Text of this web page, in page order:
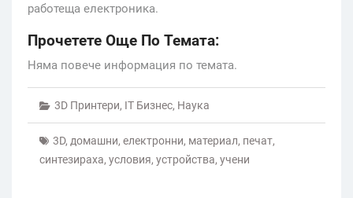
работеща електроника.
Прочетете Още По Темата:
Няма повече информация по темата.
3D Принтери, IT Бизнес, Наука
3D, домашни, електронни, материал, печат,
синтезираха, условия, устройства, учени